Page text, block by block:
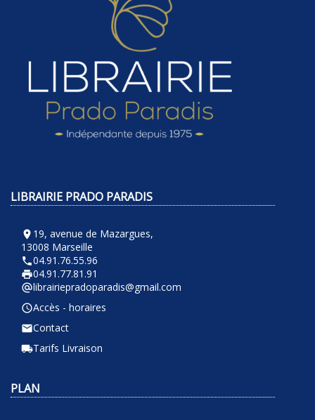
LIBRAIRIE PRADO PARADIS
room 19, avenue de Mazargues,
13008 Marseille
phone04.91.76.55.96
local_printshop04.91.77.81.91
alternate_emaillibrairiepradoparadis@gmail.com
query_builderAccès - horaires
emailContact
local_shippingTarifs Livraison
PLAN